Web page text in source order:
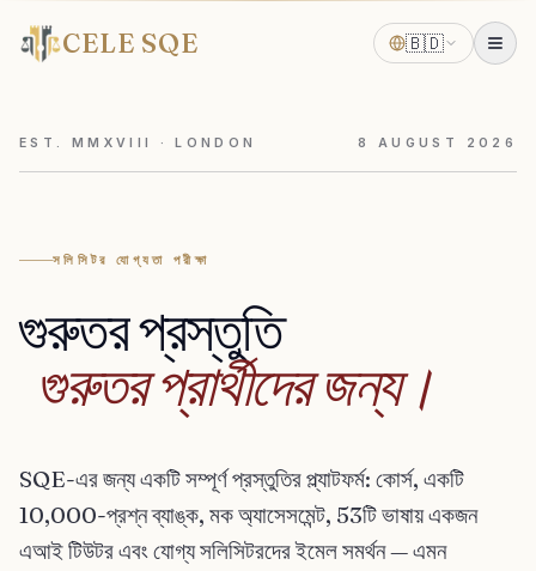
CELE SQE 🇧🇩
EST. MMXVIII · LONDON 8 AUGUST 2026
সলিসিটর যোগ্যতা পরীক্ষা
গুরুতরপ্রস্তুতি
গুরুতর প্রার্থীদের জন্য।
SQE-এর জন্য একটি সম্পূর্ণ প্রস্তুতির প্ল্যাটফর্ম: কোর্স, একটি
10,000-প্রশ্ন ব্যাঙ্ক, মক অ্যাসেসমেন্ট, 53টি ভাষায় একজন
এআই টিউটর এবং যোগ্য সলিসিটরদের ইমেল সমর্থন — এমন